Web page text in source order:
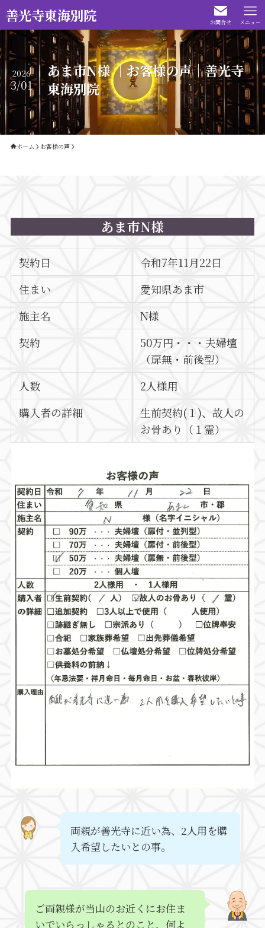
善光寺東海別院 お問合せ メニュー
あま市N様 ｜お客様の声｜善光寺
東海別院
2026
3/01
ホーム お客様の声
あま市N様
契約日
令和7年11月22日
住まい
愛知県あま市
施主名
N様
契約
50万円・・・夫婦壇
（扉無・前後型）
人数
2人様用
購入者の詳細
生前契約(１)、故人の
お骨あり（１霊）
両親が善光寺に近い為、2人用を購
入希望したいとの事。
ご両親様が当山のお近くにお住ま
いでいらっしゃるとのこと、何よ